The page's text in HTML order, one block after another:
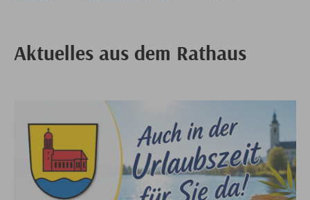
Aktuelles aus dem Rathaus